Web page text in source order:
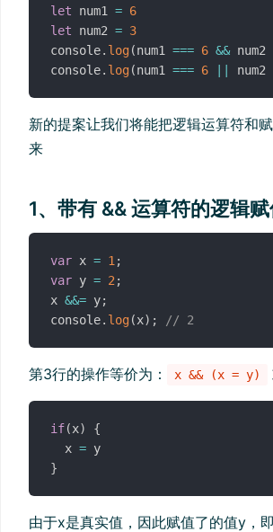
let num1 = 6
let num2 = 3
console. log(num1 === 6 && num2
console. log(num1 === 6 num2
新的提案让我们将能把逻辑运算符和
来
1、带有 && 运算符的逻辑
var x = 1 ;
var y = 2 ;
x &&= y;
console. log(x) ; // 2
第3行的操作等价为： x && (x = y)
if(x)
{
  x
=
}
由于x是真实值，因此赋值了的值y，